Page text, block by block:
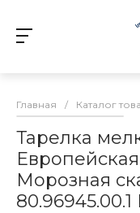
Главная / Каталог
Тарелка
Морозная